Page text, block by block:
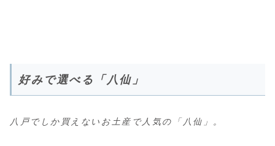
好みで選べる「八仙」
八戸でしか買えないお土産で人気の「八仙」。